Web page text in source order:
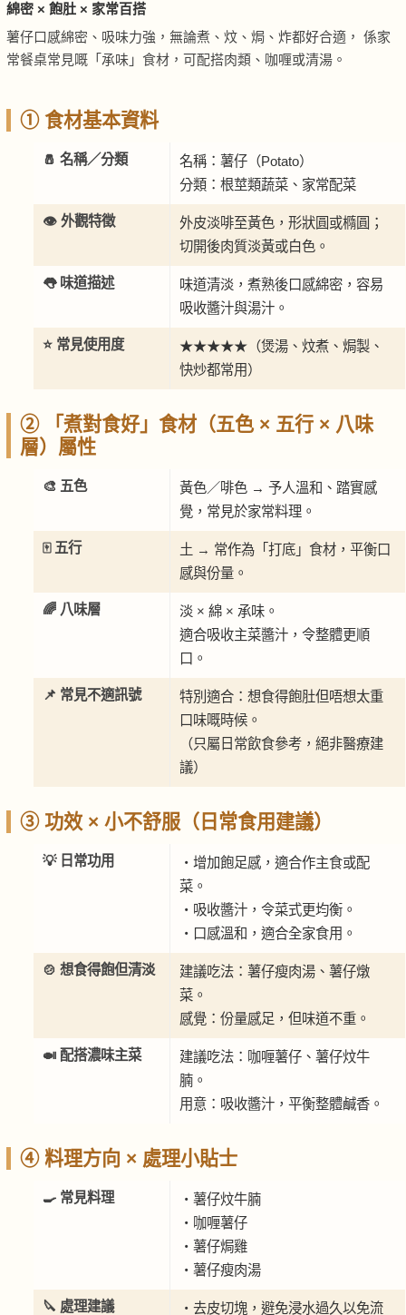
綿密 × 飽肚 × 家常百搭
薯仔口感綿密、吸味力強，無論煮、炆、焗、炸都好合適， 係家
常餐桌常見嘅「承味」食材，可配搭肉類、咖喱或清湯。
① 食材基本資料
🧂 名稱／分類
名稱：薯仔（Potato）
分類：根莖類蔬菜、家常配菜
👁️ 外觀特徵
外皮淡啡至黃色，形狀圓或橢圓；
切開後肉質淡黃或白色。
👅 味道描述
味道清淡，煮熟後口感綿密，容易
吸收醬汁與湯汁。
⭐ 常見使用度
★★★★★（煲湯、炆煮、焗製、
快炒都常用）
② 「煮對食好」食材（五色 × 五行 × 八味
層）屬性
🎨 五色
黃色／啡色 → 予人溫和、踏實感
覺，常見於家常料理。
🀄 五行
土 → 常作為「打底」食材，平衡口
感與份量。
🌈 八味層
淡 × 綿 × 承味。
適合吸收主菜醬汁，令整體更順
口。
📌 常見不適訊號
特別適合：想食得飽肚但唔想太重
口味嘅時候。
（只屬日常飲食參考，絕非醫療建
議）
③ 功效 × 小不舒服（日常食用建議）
💡 日常功用
・增加飽足感，適合作主食或配
菜。
・吸收醬汁，令菜式更均衡。
・口感溫和，適合全家食用。
🍲 想食得飽但清淡
建議吃法：薯仔瘦肉湯、薯仔燉
菜。
感覺：份量感足，但味道不重。
🍛 配搭濃味主菜
建議吃法：咖喱薯仔、薯仔炆牛
腩。
用意：吸收醬汁，平衡整體鹹香。
④ 料理方向 × 處理小貼士
🍳 常見料理
・薯仔炆牛腩
・咖喱薯仔
・薯仔焗雞
・薯仔瘦肉湯
🔪 處理建議 ・去皮切塊，避免浸水過久以免流